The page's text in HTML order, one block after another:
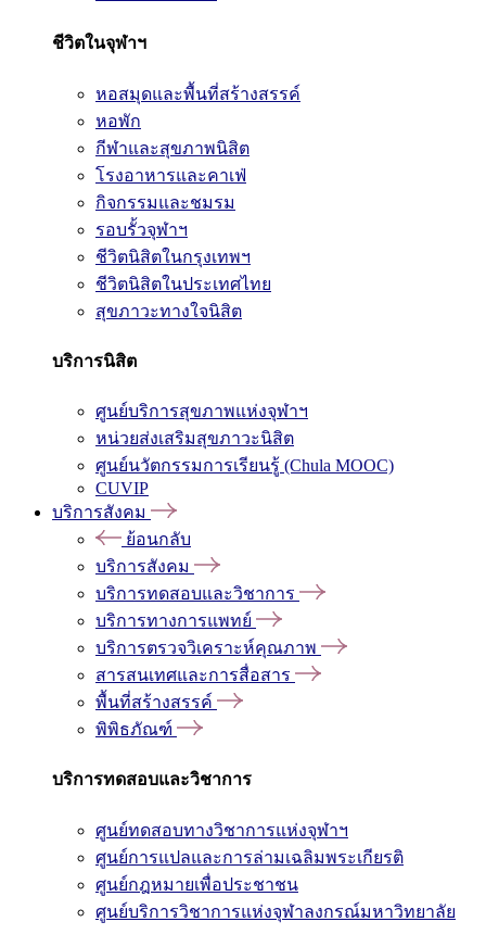
ชีวิตในจุฬาฯ
หอสมุดและพื้นที่สร้างสรรค์
หอพัก
กีฬาและสุขภาพนิสิต
โรงอาหารและคาเฟ่
กิจกรรมและชมรม
รอบรั้วจุฬาฯ
ชีวิตนิสิตในกรุงเทพฯ
ชีวิตนิสิตในประเทศไทย
สุขภาวะทางใจนิสิต
บริการนิสิต
ศูนย์บริการสุขภาพแห่งจุฬาฯ
หน่วยส่งเสริมสุขภาวะนิสิต
ศูนย์นวัตกรรมการเรียนรู้ (Chula MOOC)
CUVIP
บริการสังคม
ย้อนกลับ
บริการสังคม
บริการทดสอบและวิชาการ
บริการทางการแพทย์
บริการตรวจวิเคราะห์คุณภาพ
สารสนเทศและการสื่อสาร
พื้นที่สร้างสรรค์
พิพิธภัณฑ์
บริการทดสอบและวิชาการ
ศูนย์ทดสอบทางวิชาการแห่งจุฬาฯ
ศูนย์การแปลและการล่ามเฉลิมพระเกียรติ
ศูนย์กฎหมายเพื่อประชาชน
ศูนย์บริการวิชาการแห่งจุฬาลงกรณ์มหาวิทยาลัย